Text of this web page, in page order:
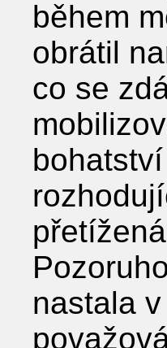
během
obrátil
co se
nastala